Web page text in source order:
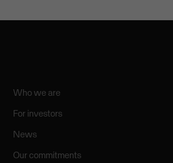
Who we are
For investors
News
Our commitments